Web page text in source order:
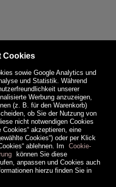
Cookies
sowie Google Analytics und
und Statistik. Während
unserer
Werbung anzuzeigen,
(z. B. für den Warenkorb)
ob Sie der Nutzung von
nicht notwendigen Cookies
akzeptieren, eine
Cookies“) oder per Klick
ablehnen. Im
Cookie-
können Sie diese
anpassen und Cookies auch
hierzu finden Sie in